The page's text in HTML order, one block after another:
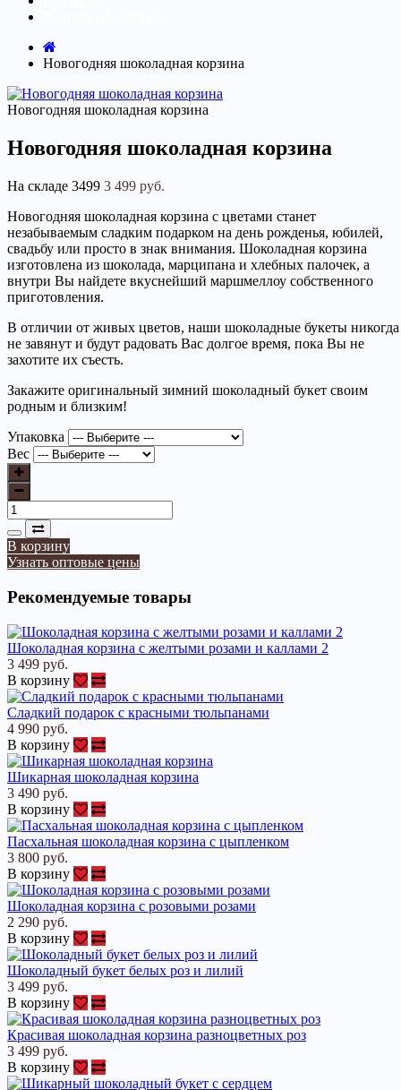
Новогодняя шоколадная корзина
Новогодняя шоколадная корзина
Новогодняя шоколадная корзина
На складе 3499 3 499 руб.
Новогодняя шоколадная корзина с цветами станет
незабываемым сладким подарком на день рожденья, юбилей,
свадьбу или просто в знак внимания. Шоколадная корзина
изготовлена из шоколада, марципана и хлебных палочек, а
внутри Вы найдете вкуснейший маршмеллоу собственного
приготовления.
В отличии от живых цветов, наши шоколадные букеты никогда
не завянут и будут радовать Вас долгое время, пока Вы не
захотите их съесть.
Закажите оригинальный зимний шоколадный букет своим
родным и близким!
Упаковка
Вес
В корзину
Узнать оптовые цены
Рекомендуемые товары
Шоколадная корзина с желтыми розами и каллами 2
3 499 руб.
В корзину
Сладкий подарок с красными тюльпанами
4 990 руб.
В корзину
Шикарная шоколадная корзина
3 490 руб.
В корзину
Пасхальная шоколадная корзина с цыпленком
3 800 руб.
В корзину
Шоколадная корзина с розовыми розами
2 290 руб.
В корзину
Шоколадный букет белых роз и лилий
3 499 руб.
В корзину
Красивая шоколадная корзина разноцветных роз
3 499 руб.
В корзину